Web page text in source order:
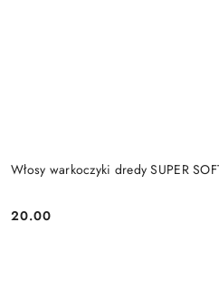
Włosy warkoczyki dredy SUPER
Cena:
20.00